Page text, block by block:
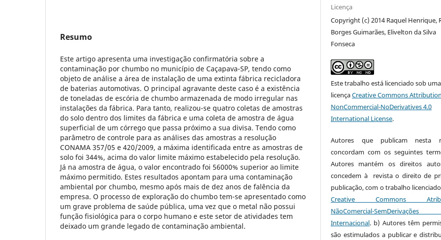
Resumo
Este artigo apresenta uma investigação confirmatória sobre a
contaminação por chumbo no município de Caçapava-SP, tendo como
objeto de análise a área de instalação de uma extinta fábrica recicladora
de baterias automotivas. O principal agravante deste caso é a existência
de toneladas de escória de chumbo armazenada de modo irregular nas
instalações da fábrica. Para tanto, realizou-se quatro coletas de amostras
do solo dentro dos limites da fábrica e uma coleta de amostra de água
superficial de um córrego que passa próximo a sua divisa. Tendo como
parâmetro de controle para as análises das amostras a resolução
CONAMA 357/05 e 420/2009, a máxima identificada entre as amostras de
solo foi 344%, acima do valor limite máximo estabelecido pela resolução.
Já na amostra de água, o valor encontrado foi 56000% superior ao limite
máximo permitido. Estes resultados apontam para uma contaminação
ambiental por chumbo, mesmo após mais de dez anos de falência da
empresa. O processo de exploração do chumbo tem-se apresentado como
um grave problema de saúde pública, uma vez que o metal não possui
função fisiológica para o corpo humano e este setor de atividades tem
deixado um grande legado de contaminação ambiental.
Licença
Copyright (c) 2014 Raquel Henrique,
Borges Guimarães, Elivelton da Silva
Fonseca
Este trabalho está licenciado sob uma
licençaCreative Commons
NonCommercial-NoDerivatives 4.0
International License.
Autores que publicam nesta
concordam com os seguintes
Autores mantém os direitos
concedem à revista o direito de
publicação, com o trabalho
Creative Commons
NãoComercial-
Internacional. b) Autores têm
são estimulados a publicar e